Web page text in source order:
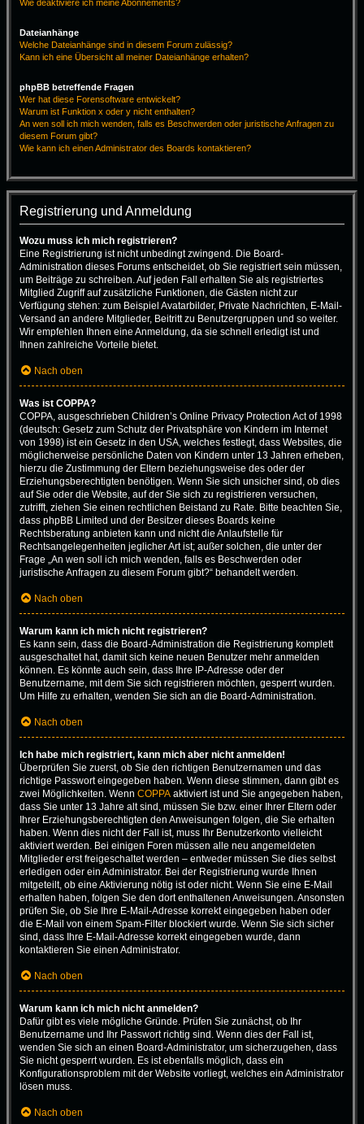
Wie deaktiviere ich meine Abonnements?
Dateianhänge
Welche Dateianhänge sind in diesem Forum zulässig?
Kann ich eine Übersicht all meiner Dateianhänge erhalten?
phpBB betreffende Fragen
Wer hat diese Forensoftware entwickelt?
Warum ist Funktion x oder y nicht enthalten?
An wen soll ich mich wenden, falls es Beschwerden oder juristische Anfragen zu
diesem Forum gibt?
Wie kann ich einen Administrator des Boards kontaktieren?
Registrierung und Anmeldung
Wozu muss ich mich registrieren?
Eine Registrierung ist nicht unbedingt zwingend. Die Board-
Administration dieses Forums entscheidet, ob Sie registriert sein müssen,
um Beiträge zu schreiben. Auf jeden Fall erhalten Sie als registriertes
Mitglied Zugriff auf zusätzliche Funktionen, die Gästen nicht zur
Verfügung stehen: zum Beispiel Avatarbilder, Private Nachrichten, E-Mail-
Versand an andere Mitglieder, Beitritt zu Benutzergruppen und so weiter.
Wir empfehlen Ihnen eine Anmeldung, da sie schnell erledigt ist und
Ihnen zahlreiche Vorteile bietet.
Nach oben
Was ist COPPA?
COPPA, ausgeschrieben Children’s Online Privacy Protection Act of 1998
(deutsch: Gesetz zum Schutz der Privatsphäre von Kindern im Internet
von 1998) ist ein Gesetz in den USA, welches festlegt, dass Websites, die
möglicherweise persönliche Daten von Kindern unter 13 Jahren erheben,
hierzu die Zustimmung der Eltern beziehungsweise des oder der
Erziehungsberechtigten benötigen. Wenn Sie sich unsicher sind, ob dies
auf Sie oder die Website, auf der Sie sich zu registrieren versuchen,
zutrifft, ziehen Sie einen rechtlichen Beistand zu Rate. Bitte beachten Sie,
dass phpBB Limited und der Besitzer dieses Boards keine
Rechtsberatung anbieten kann und nicht die Anlaufstelle für
Rechtsangelegenheiten jeglicher Art ist; außer solchen, die unter der
Frage „An wen soll ich mich wenden, falls es Beschwerden oder
juristische Anfragen zu diesem Forum gibt?“ behandelt werden.
Nach oben
Warum kann ich mich nicht registrieren?
Es kann sein, dass die Board-Administration die Registrierung komplett
ausgeschaltet hat, damit sich keine neuen Benutzer mehr anmelden
können. Es könnte auch sein, dass Ihre IP-Adresse oder der
Benutzername, mit dem Sie sich registrieren möchten, gesperrt wurden.
Um Hilfe zu erhalten, wenden Sie sich an die Board-Administration.
Nach oben
Ich habe mich registriert, kann mich aber nicht anmelden!
Überprüfen Sie zuerst, ob Sie den richtigen Benutzernamen und das
richtige Passwort eingegeben haben. Wenn diese stimmen, dann gibt es
zwei Möglichkeiten. Wenn COPPA aktiviert ist und Sie angegeben haben,
dass Sie unter 13 Jahre alt sind, müssen Sie bzw. einer Ihrer Eltern oder
Ihrer Erziehungsberechtigten den Anweisungen folgen, die Sie erhalten
haben. Wenn dies nicht der Fall ist, muss Ihr Benutzerkonto vielleicht
aktiviert werden. Bei einigen Foren müssen alle neu angemeldeten
Mitglieder erst freigeschaltet werden – entweder müssen Sie dies selbst
erledigen oder ein Administrator. Bei der Registrierung wurde Ihnen
mitgeteilt, ob eine Aktivierung nötig ist oder nicht. Wenn Sie eine E-Mail
erhalten haben, folgen Sie den dort enthaltenen Anweisungen. Ansonsten
prüfen Sie, ob Sie Ihre E-Mail-Adresse korrekt eingegeben haben oder
die E-Mail von einem Spam-Filter blockiert wurde. Wenn Sie sich sicher
sind, dass Ihre E-Mail-Adresse korrekt eingegeben wurde, dann
kontaktieren Sie einen Administrator.
Nach oben
Warum kann ich mich nicht anmelden?
Dafür gibt es viele mögliche Gründe. Prüfen Sie zunächst, ob Ihr
Benutzername und Ihr Passwort richtig sind. Wenn dies der Fall ist,
wenden Sie sich an einen Board-Administrator, um sicherzugehen, dass
Sie nicht gesperrt wurden. Es ist ebenfalls möglich, dass ein
Konfigurationsproblem mit der Website vorliegt, welches ein Administrator
lösen muss.
Nach oben